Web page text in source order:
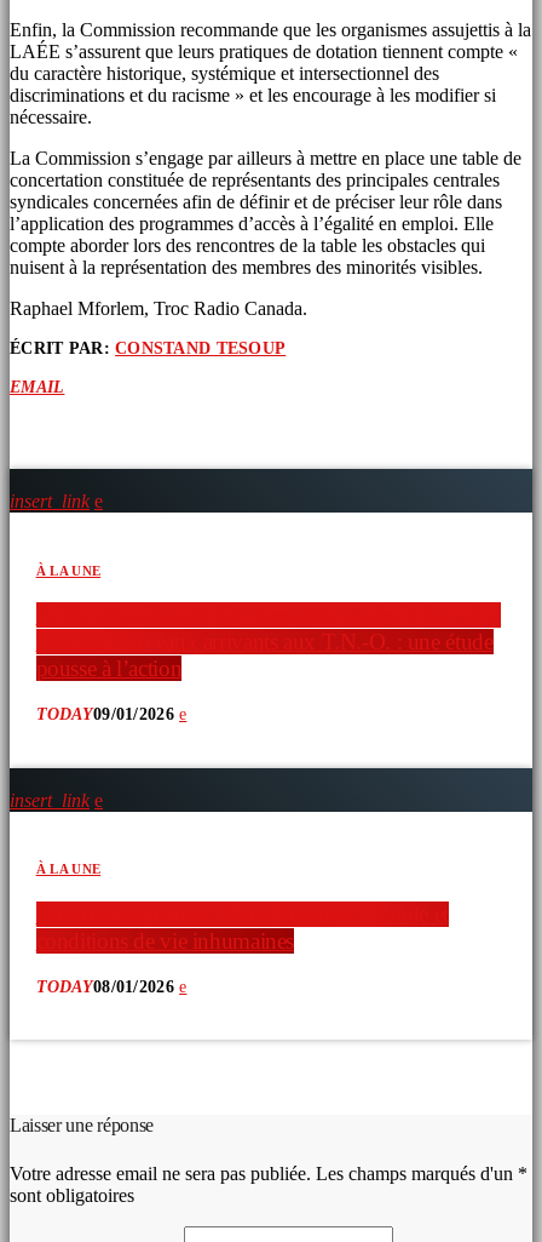
Enfin, la Commission recommande que les organismes assujettis à la
LAÉE s’assurent que leurs pratiques de dotation tiennent compte «
du caractère historique, systémique et intersectionnel des
discriminations et du racisme » et les encourage à les modifier si
nécessaire.
La Commission s’engage par ailleurs à mettre en place une table de
concertation constituée de représentants des principales centrales
syndicales concernées afin de définir et de préciser leur rôle dans
l’application des programmes d’accès à l’égalité en emploi. Elle
compte aborder lors des rencontres de la table les obstacles qui
nuisent à la représentation des membres des minorités visibles.
Raphael Mforlem, Troc Radio Canada.
ÉCRIT PAR:CONSTAND TESOUP
EMAIL
insert_link
À LA UNE
chez les nouveaux arrivants aux T.N.-O. : une étude
pousse à l’action
TODAY09/01/2026
insert_link
À LA UNE
conditions de vie inhumaines
TODAY08/01/2026
Laisser une réponse
Votre adresse email ne sera pas publiée. Les champs marqués d'un *
sont obligatoires